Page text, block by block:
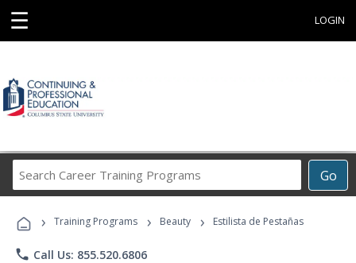
☰ LOGIN
Go
Career
Programs
› Training Programs › Beauty › Estilista de Pestañas
phone Call Us: 855.520.6806